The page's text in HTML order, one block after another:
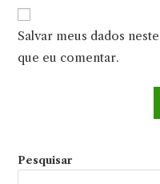
para
comentar
para
comentar
do
seu
site
Salvar meus dados
que eu comentar.
Pesquisar